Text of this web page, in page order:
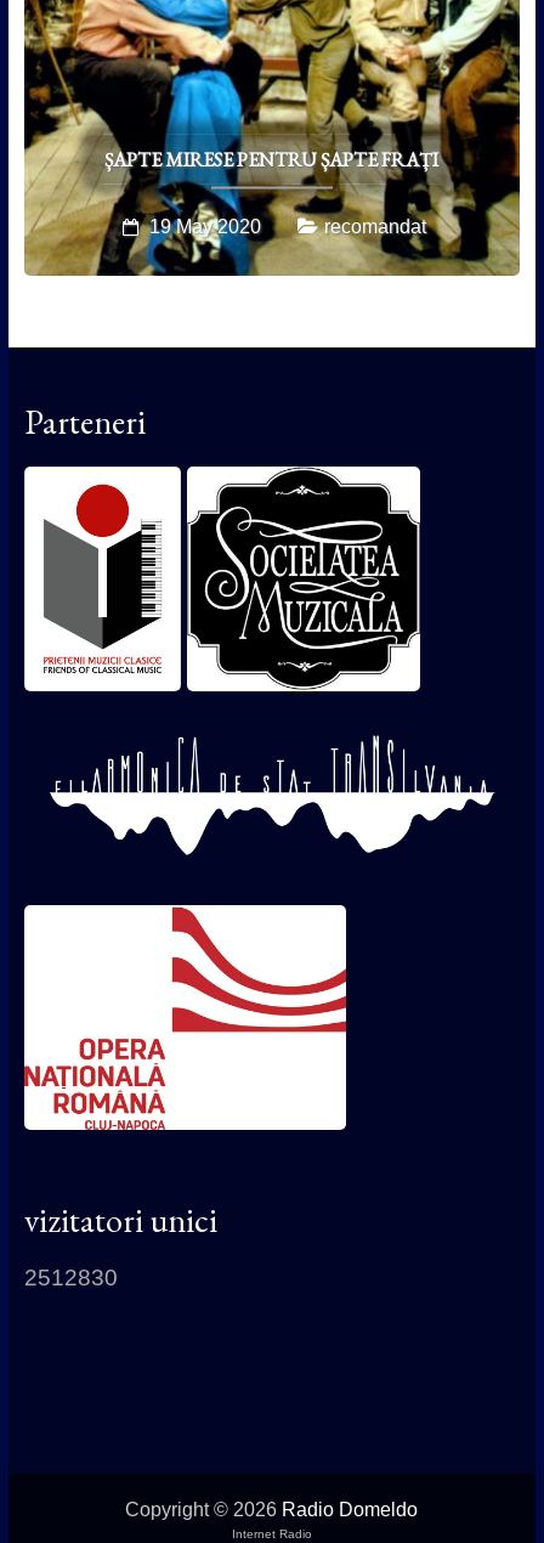
ȘAPTE MIRESE PENTRU ȘAPTE FRAȚI
19 May 2020 recomandat
Parteneri
vizitatori unici
2512830
Copyright © 2026 Radio Domeldo
Internet Radio